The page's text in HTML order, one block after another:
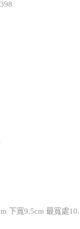
下寬9.5cm 最寬處